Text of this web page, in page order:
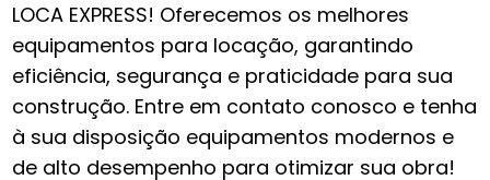
LOCA EXPRESS! Oferecemos os melhores
equipamentos para locação, garantindo
eficiência, segurança e praticidade para sua
construção. Entre em contato conosco e tenha
à sua disposição equipamentos modernos e
de alto desempenho para otimizar sua obra!